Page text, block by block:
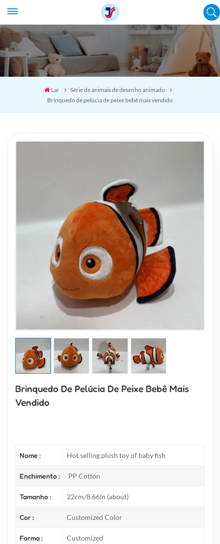
Lar
Série de animais de desenho animado
Brinquedo de pelúcia de peixe bebê mais vendido
Brinquedo De Pelúcia De Peixe Bebê Mais
Vendido
Nome : Hot selling plush toy of baby fish
Enchimento : PP Cotton
Tamanho : 22cm/8.66In (about)
Cor : Customized Color
Forma : Customized